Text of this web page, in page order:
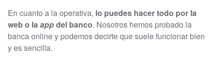
En cuanto a la operativa, lo puedes hacer todo por la
web o laappdel banco. Nosotros hemos probado la
banca online y podemos decirte que suele funcionar bien
y es sencilla.